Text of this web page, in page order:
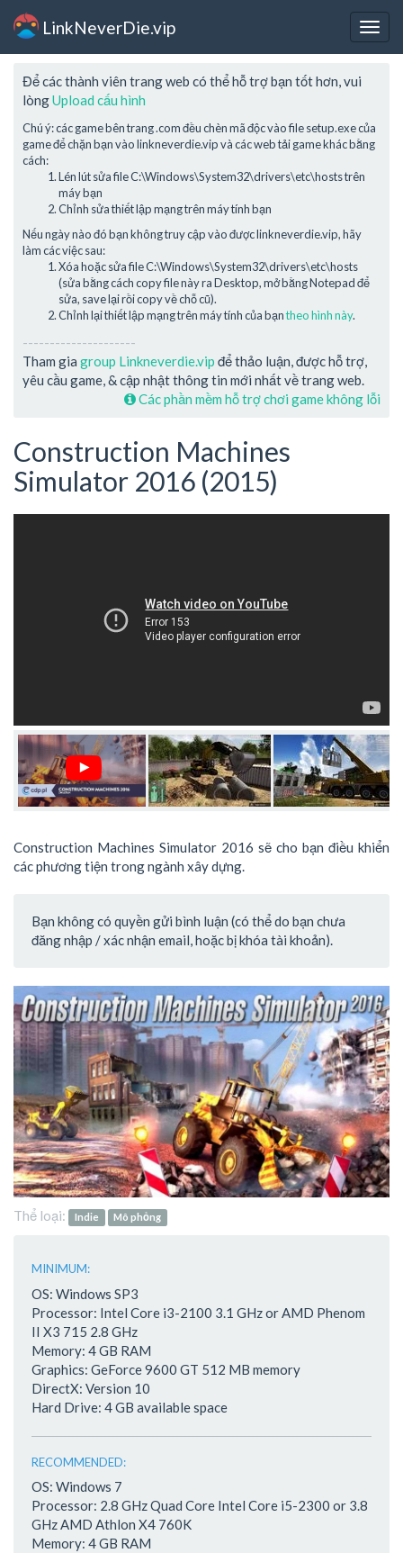
LinkNeverDie.vip
Để các thành viên trang web có thể hỗ trợ bạn tốt hơn, vui
lòngUpload cấu hình
Chú ý: các game bên trang .com đều chèn mã độc vào file setup.exe của
game để chặn bạn vào linkneverdie.vip và các web tải game khác bằng
cách:
Lén lút sửa file C:\Windows\System32\drivers\etc\hosts trên
máy bạn
Chỉnh sửa thiết lập mạng trên máy tính bạn
Nếu ngày nào đó bạn không truy cập vào được linkneverdie.vip, hãy
làm các việc sau:
Xóa hoặc sửa file C:\Windows\System32\drivers\etc\hosts
(sửa bằng cách copy file này ra Desktop, mở bằng Notepad để
sửa, save lại rồi copy về chỗ cũ).
Chỉnh lại thiết lập mạng trên máy tính của bạntheo hình này.
---------------------
Tham gia group Linkneverdie.vip để thảo luận, được hỗ trợ,
yêu cầu game, & cập nhật thông tin mới nhất về trang web.
Các phần mềm hỗ trợ chơi game không lỗi
Construction Machines
Simulator 2016 (2015)
Construction Machines Simulator 2016 sẽ cho bạn điều khiển
các phương tiện trong ngành xây dựng.
Bạn không có quyền gửi bình luận (có thể do bạn chưa
đăng nhập / xác nhận email, hoặc bị khóa tài khoản).
Thể loại: Indie Mô phỏng
MINIMUM:
OS: Windows SP3
Processor: Intel Core i3-2100 3.1 GHz or AMD Phenom
II X3 715 2.8 GHz
Memory: 4 GB RAM
Graphics: GeForce 9600 GT 512 MB memory
DirectX: Version 10
Hard Drive: 4 GB available space
RECOMMENDED:
OS: Windows 7
Processor: 2.8 GHz Quad Core Intel Core i5-2300 or 3.8
GHz AMD Athlon X4 760K
Memory: 4 GB RAM